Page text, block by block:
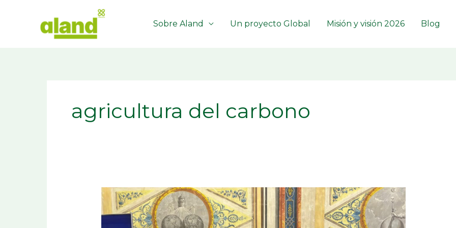
contenido
Sobre Aland Un proyecto Global Misión y visión 2026 Blog
agricultura del carbono
Fundación
Aland
participa